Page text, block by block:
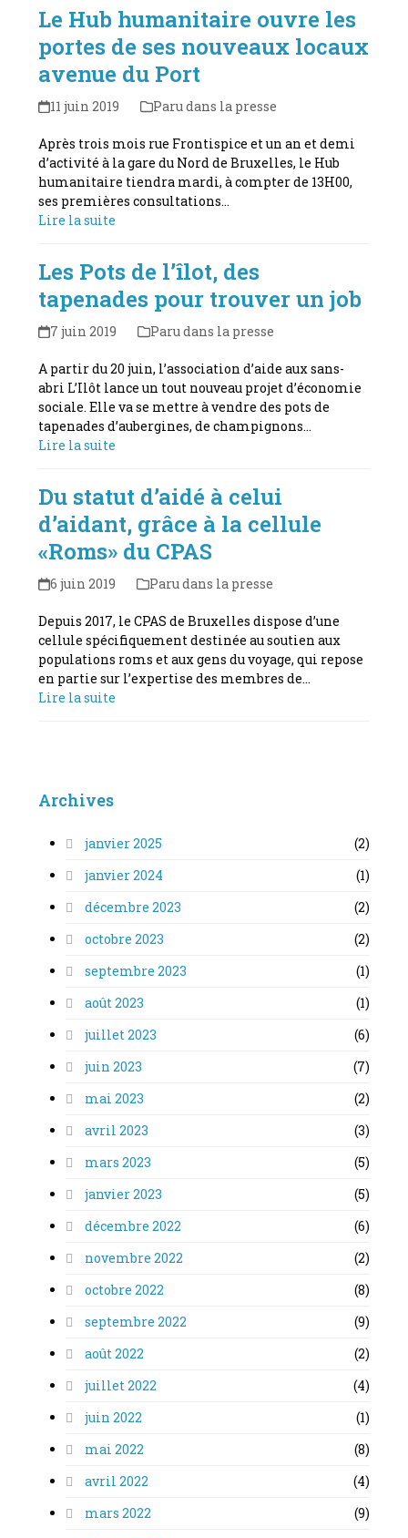
Le Hub humanitaire ouvre les
portes de ses nouveaux locaux
avenue du Port
11 juin 2019 Paru dans la presse
Après trois mois rue Frontispice et un an et demi
d’activité à la gare du Nord de Bruxelles, le Hub
humanitaire tiendra mardi, à compter de 13H00,
ses premières consultations…
Lire la suite
Les Pots de l’îlot, des
tapenades pour trouver un job
7 juin 2019 Paru dans la presse
A partir du 20 juin, l’association d’aide aux sans-
abri L’Ilôt lance un tout nouveau projet d’économie
sociale. Elle va se mettre à vendre des pots de
tapenades d’aubergines, de champignons…
Lire la suite
Du statut d’aidé à celui
d’aidant, grâce à la cellule
«Roms» du CPAS
6 juin 2019 Paru dans la presse
Depuis 2017, le CPAS de Bruxelles dispose d’une
cellule spécifiquement destinée au soutien aux
populations roms et aux gens du voyage, qui repose
en partie sur l’expertise des membres de…
Lire la suite
Archives
janvier 2025
(2)
janvier 2024
(1)
décembre 2023
(2)
octobre 2023
(2)
septembre 2023
(1)
août 2023
(1)
juillet 2023
(6)
juin 2023
(7)
mai 2023
(2)
avril 2023
(3)
mars 2023
(5)
janvier 2023
(5)
décembre 2022
(6)
novembre 2022
(2)
octobre 2022
(8)
septembre 2022
(9)
août 2022
(2)
juillet 2022
(4)
juin 2022
(1)
mai 2022
(8)
avril 2022
(4)
mars 2022
(9)